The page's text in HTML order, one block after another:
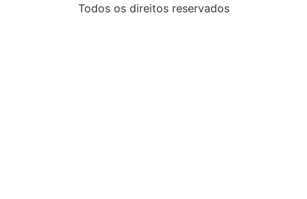
Todos os direitos reservados